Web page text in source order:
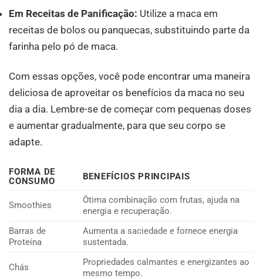
Em Receitas de Panificação: Utilize a maca em
receitas de bolos ou panquecas, substituindo parte da
farinha pelo pó de maca.
Com essas opções, você pode encontrar uma maneira
deliciosa de aproveitar os benefícios da maca no seu
dia a dia. Lembre-se de começar com pequenas doses
e aumentar gradualmente, para que seu corpo se
adapte.
FORMA DE
CONSUMO
BENEFÍCIOS PRINCIPAIS
Smoothies
Ótima combinação com frutas, ajuda na
energia e recuperação.
Barras de
Proteína
Aumenta a saciedade e fornece energia
sustentada.
Chás
Propriedades calmantes e energizantes ao
mesmo tempo.